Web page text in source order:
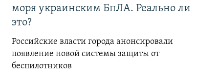
моря украинским БпЛА. Реально ли
это?
Российские власти города анонсировали
появление новой системы защиты от
беспилотников